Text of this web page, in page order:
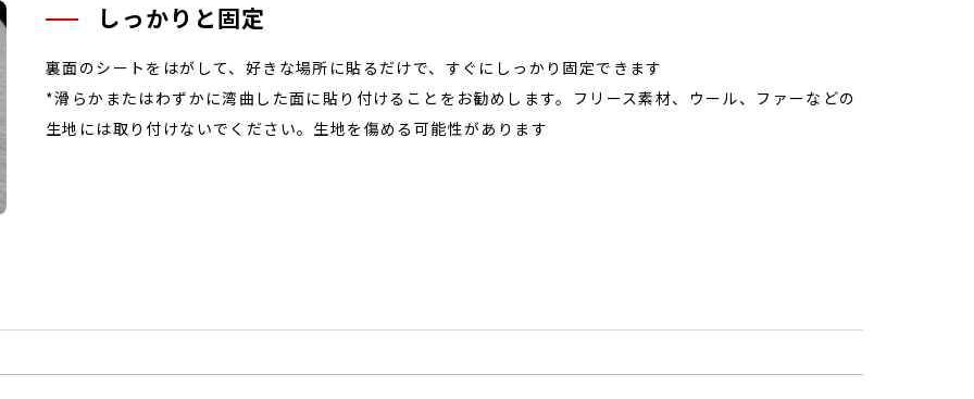
しっかりと固定
裏面のシートをはがして、好きな場所に貼るだけで、すぐにしっかり固定できます
*滑らかまたはわずかに湾曲した面に貼り付けることをお勧めします。フリース素材、ウール、ファーなどの
生地には取り付けないでください。生地を傷める可能性があります